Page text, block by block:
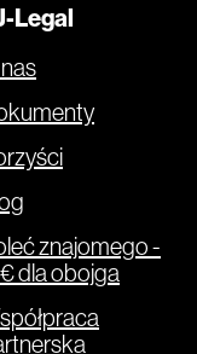
Legal
znajomego -
dla obojga